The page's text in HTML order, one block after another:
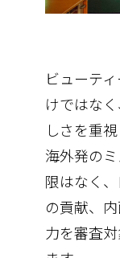
ビューテ
けではな
しさを重
海外発の
限はなく
の貢献、
力を審査